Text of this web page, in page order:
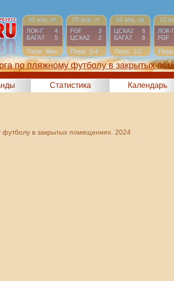
05 апр, пт
ЛОК-Г
4
БАГА7
5
Перв
Фин
05 апр, пт
FGF
3
ЦСКА2
2
Перв
3-4
03 апр, ср
ЦСКА2
6
БАГА7
6
Перв
1/2
03
ЛОК-
FGF
Перв
по пляжному футболу в закрытых
Статистика Календарь
футболу в закрытых помещениях. 2024